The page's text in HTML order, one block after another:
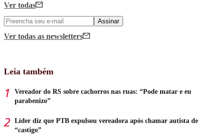
Ver todas
Assinar
Ver todas as newsletters
Leia também
Vereador do RS sobre cachorros nas ruas: “Pode matar e eu
parabenizo”
Líder diz que PTB expulsou vereadora após chamar autista de
“castigo”